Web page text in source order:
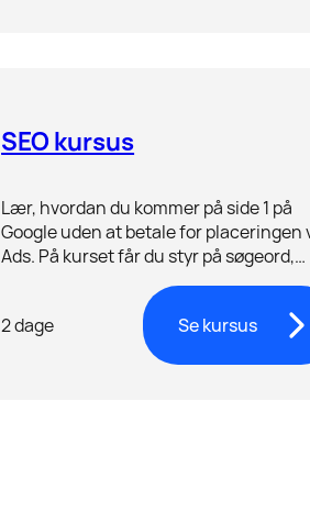
SEO kursus
Lær, hvordan du kommer på side 1 på
Google uden at betale for placeringen
Ads. På kurset får du styr på søgeord,
linkbuilding og onsite/offsite
2 dage
Se kursus